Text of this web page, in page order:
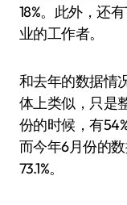
18%。此外，还
业的工作者。
和去年的数据情
体上类似，只是
份的时候，有
而今年6月份的
73.1%。